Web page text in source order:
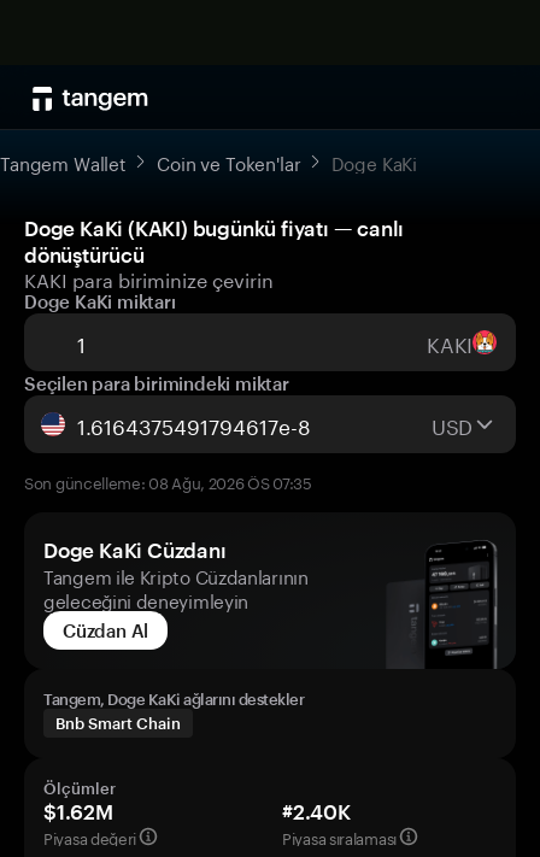
Tangem Wallet Coin ve Token'lar Doge KaKi
Doge KaKi (KAKI) bugünkü fiyatı — canlı
dönüştürücü
KAKI para biriminize çevirin
Doge KaKi miktarı
KAKI
Seçilen para birimindeki miktar
USD
Son güncelleme: 08 Ağu, 2026 ÖS 07:35
Doge KaKi Cüzdanı
Tangem ile Kripto Cüzdanlarının
geleceğini deneyimleyin
Cüzdan Al
Tangem, Doge KaKi ağlarını destekler
Bnb Smart Chain
Ölçümler
$1.62M
Piyasa değeri
#2.40K
Piyasa sıralaması